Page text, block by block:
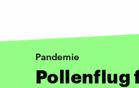
Pandemie
Pollenflug